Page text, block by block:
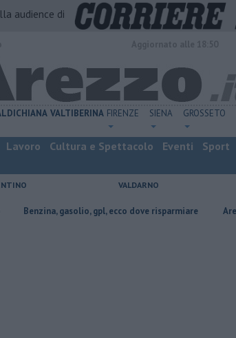
audience di
VALTIBERINA FIRENZE SIENA GROSSETO
Lavoro Cultura e Spettacolo Eventi Sport
VALDARNO
gasolio, gpl, ecco dove risparmiare Arezzo,